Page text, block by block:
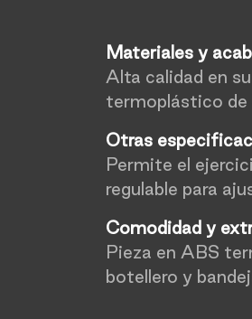
Materiales y
Alta calidad en
termoplástico de
Otras
Permite el
regulable para
Comodidad y
Pieza en ABS
botellero y